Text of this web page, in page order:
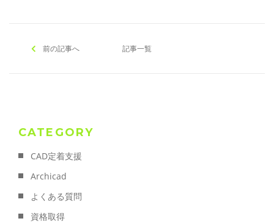
前の記事へ 記事一覧
CATEGORY
CAD定着支援
Archicad
よくある質問
資格取得